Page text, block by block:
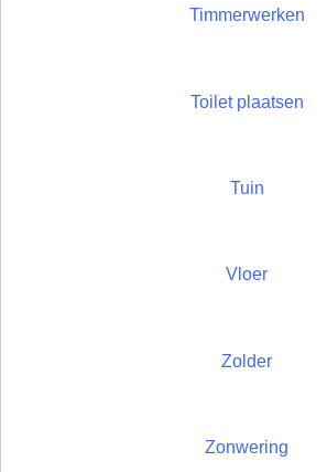
Timmerwerken
Toilet plaatsen
Tuin
Vloer
Zolder
Zonwering